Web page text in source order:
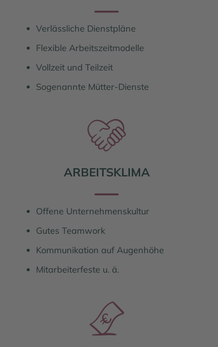
Verlässliche Dienstpläne
Flexible Arbeitszeitmodelle
Vollzeit und Teilzeit
Sogenannte Mütter-Dienste
ARBEITSKLIMA
Offene Unternehmenskultur
Gutes Teamwork
Kommunikation auf Augenhöhe
Mitarbeiterfeste u. ä.